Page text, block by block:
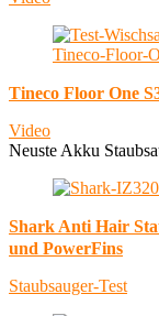
Tineco Floor One
Video
Neuste Akku
Shark Anti Hair
und PowerFins
Staubsauger-Test